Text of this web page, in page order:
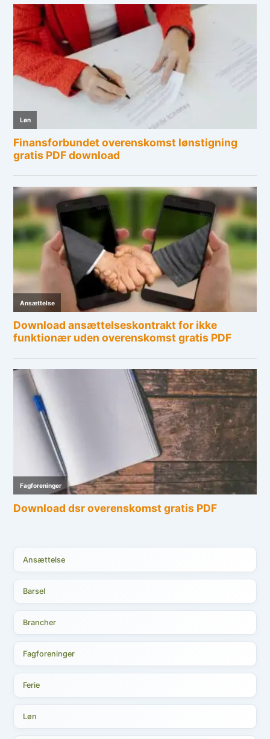
Ansættelse
Barsel
Brancher
Fagforeninger
Ferie
Løn